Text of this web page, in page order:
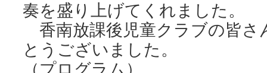
奏を盛り上げてくれました。
香南放課後児童クラブの皆さ
とうございました。
（プログラム）